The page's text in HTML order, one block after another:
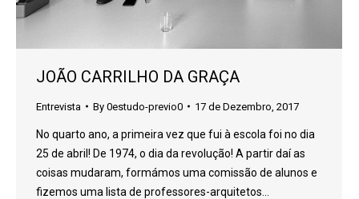
JOÃO CARRILHO DA GRAÇA
Entrevista By 0estudo-previo0 17 de Dezembro, 2017
No quarto ano, a primeira vez que fui à escola foi no dia
25 de abril! De 1974, o dia da revolução! A partir daí as
coisas mudaram, formámos uma comissão de alunos e
fizemos uma lista de professores-arquitetos…